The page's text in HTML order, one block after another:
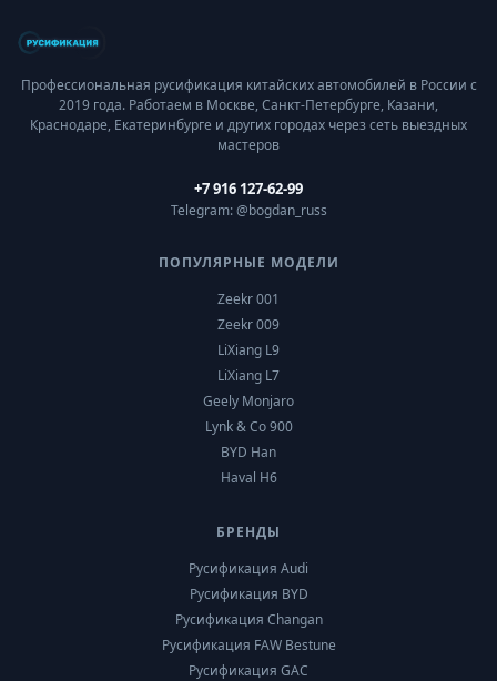
Профессиональная русификация китайских автомобилей в России с
2019 года. Работаем в Москве, Санкт-Петербурге, Казани,
Краснодаре, Екатеринбурге и других городах через сеть выездных
мастеров
+7 916 127-62-99
Telegram: @bogdan_russ
ПОПУЛЯРНЫЕ МОДЕЛИ
Zeekr 001
Zeekr 009
LiXiang L9
LiXiang L7
Geely Monjaro
Lynk & Co 900
BYD Han
Haval H6
БРЕНДЫ
Русификация Audi
Русификация BYD
Русификация Changan
Русификация FAW Bestune
Русификация GAC